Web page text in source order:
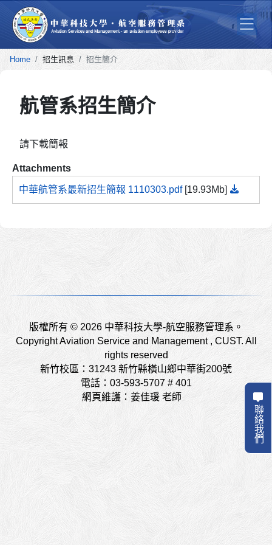
Home 招生訊息 招生簡介
航管系招生簡介
請下載簡報
Attachments
中華航管系最新招生簡報 1110303.pdf [19.93Mb]
版權所有 © 2026 中華科技大學-航空服務管理系。
Copyright Aviation Service and Management , CUST. All
rights reserved
新竹校區：31243 新竹縣橫山鄉中華街200號
電話：03-593-5707 # 401
網頁維護：姜佳瑗 老師
聯絡我們